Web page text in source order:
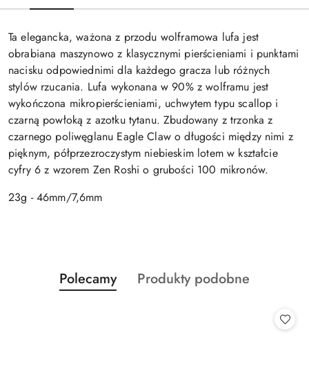
Ta elegancka, ważona z przodu wolframowa lufa jest
obrabiana maszynowo z klasycznymi pierścieniami i punktami
nacisku odpowiednimi dla każdego gracza lub różnych
stylów rzucania. Lufa wykonana w 90% z wolframu jest
wykończona mikropierścieniami, uchwytem typu scallop i
czarną powłoką z azotku tytanu. Zbudowany z trzonka z
czarnego poliwęglanu Eagle Claw o długości między nimi z
pięknym, półprzezroczystym niebieskim lotem w kształcie
cyfry 6 z wzorem Zen Roshi o grubości 100 mikronów.
23g - 46mm/7,6mm
Pomiń karuzelę produktów
Produkty
o
Polecamy
Produkty
Produkty podobne